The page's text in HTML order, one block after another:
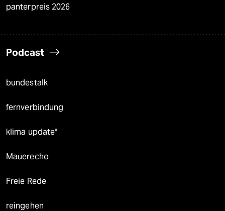
panterpreis 2026
Podcast
bundestalk
fernverbindung
klima update°
Mauerecho
Freie Rede
reingehen